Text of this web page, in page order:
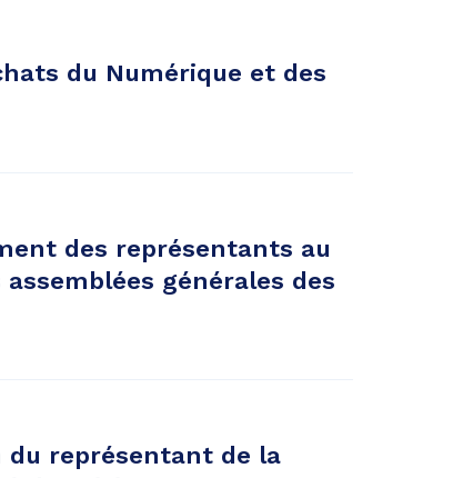
du Numérique et des
des représentants au
générales des
du représentant de la